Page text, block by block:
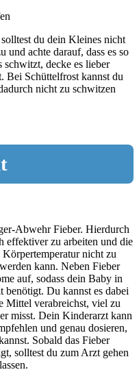
du dein Kleines nicht
und achte darauf, dass es so
decke es lieber
Bei Schüttelfrost kannst du
nicht zu schwitzen
Abwehr Fieber. Hierdurch
effektiver zu arbeiten und die
nicht zu
kann. Neben Fieber
auf, sodass dein Baby in
benötigt. Du kannst es dabei
Mittel verabreichst, viel zu
misst. Dein Kinderarzt kann
und genau dosieren,
Sobald das Fieber
solltest du zum Arzt gehen